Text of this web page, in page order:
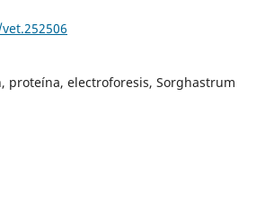
proteína, electroforesis, Sorghastrum